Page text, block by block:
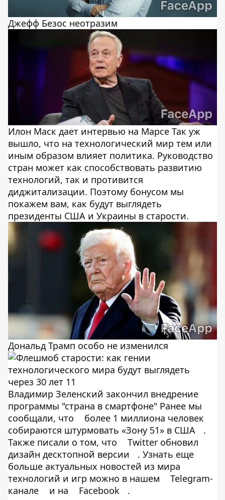
Джефф Безос неотразим
Илон Маск дает интервью на Марсе Так уж
вышло, что на технологический мир тем или
иным образом влияет политика. Руководство
стран может как способствовать развитию
технологий, так и противится
диджитализации. Поэтому бонусом мы
покажем вам, как будут выглядеть
президенты США и Украины в старости.
Дональд Трамп особо не изменился
Владимир Зеленский закончил внедрение
программы "страна в смартфоне" Ранее мы
сообщали, что
более 1 миллиона человек
собираются штурмовать «Зону 51» в США
.
Также писали о том, что
Twitter обновил
дизайн десктопной версии
. Узнать еще
больше актуальных новостей из мира
технологий и игр можно в нашем
Telegram-
канале
и на Facebook .